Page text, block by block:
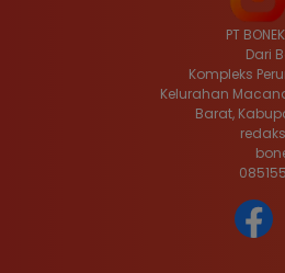
PT
Dari
Kompleks
Kelurahan
Barat,